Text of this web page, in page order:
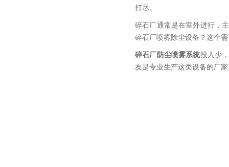
打尽。
碎石厂通常是在室外进行，
碎石厂喷雾除尘设备？这个
碎石厂防尘喷雾系统投入少
友是专业生产这类设备的厂